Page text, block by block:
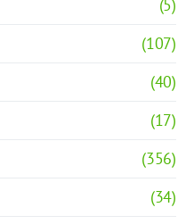
(5)
(107)
(40)
(17)
(356)
(34)